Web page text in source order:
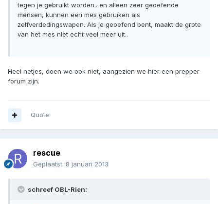
tegen je gebruikt worden.. en alleen zeer geoefende
mensen, kunnen een mes gebruiken als
zelfverdedingswapen. Als je geoefend bent, maakt de grote
van het mes niet echt veel meer uit..
Heel netjes, doen we ook niet, aangezien we hier een prepper
forum zijn.
Quote
rescue
Geplaatst: 8 januari 2013
schreef OBL-Rien: